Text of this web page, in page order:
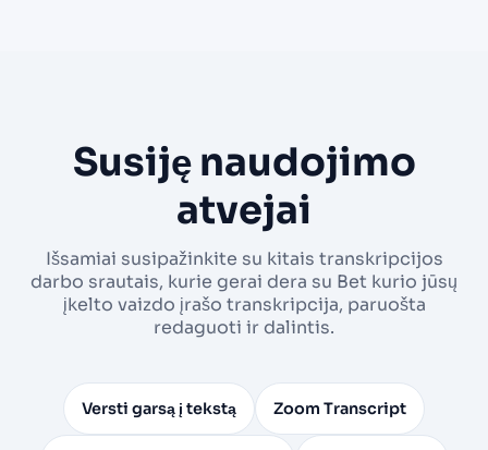
Susiję naudojimo
atvejai
Išsamiai susipažinkite su kitais transkripcijos
darbo srautais, kurie gerai dera su Bet kurio jūsų
įkelto vaizdo įrašo transkripcija, paruošta
redaguoti ir dalintis.
Versti garsą į tekstą Zoom Transcript